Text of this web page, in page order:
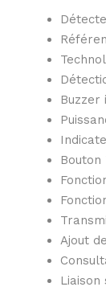
Buzzer
Bouton
Ajout